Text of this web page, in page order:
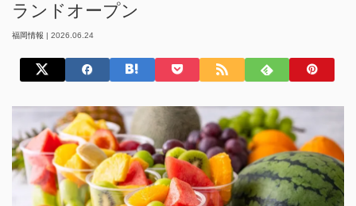
ランドオープン
福岡情報 | 2026.06.24